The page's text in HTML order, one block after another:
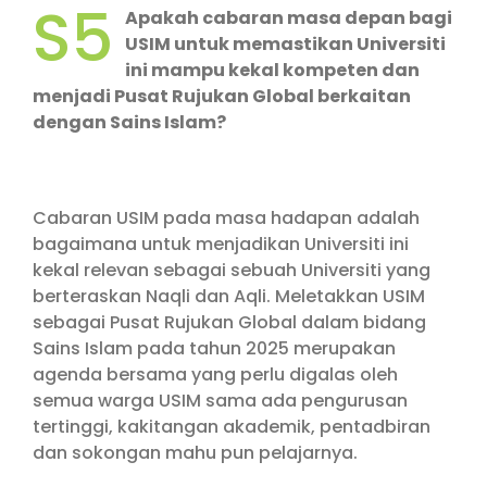
S5
Apakah cabaran masa depan bagi
USIM untuk memastikan Universiti
ini mampu kekal kompeten dan
menjadi Pusat Rujukan Global berkaitan
dengan Sains Islam?
Cabaran USIM pada masa hadapan adalah
bagaimana untuk menjadikan Universiti ini
kekal relevan sebagai sebuah Universiti yang
berteraskan Naqli dan Aqli. Meletakkan USIM
sebagai Pusat Rujukan Global dalam bidang
Sains Islam pada tahun 2025 merupakan
agenda bersama yang perlu digalas oleh
semua warga USIM sama ada pengurusan
tertinggi, kakitangan akademik, pentadbiran
dan sokongan mahu pun pelajarnya.